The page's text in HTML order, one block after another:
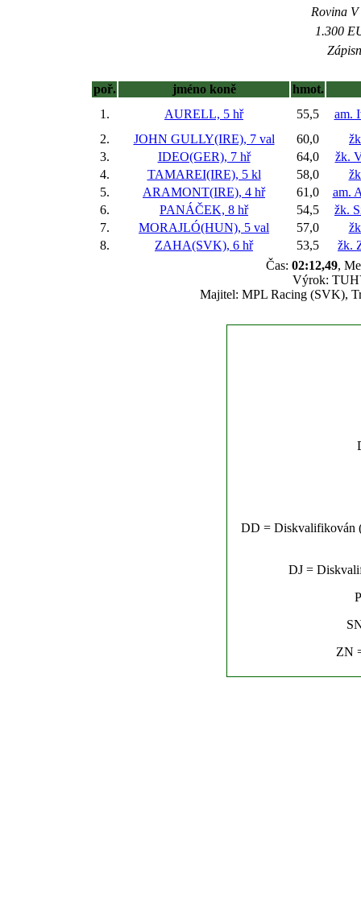
Rovina
1.300
poř. jméno koně
hmot.
1.
AURELL, 5 hř 55,5
am.
2.
JOHN GULLY(IRE), 7 val 60,0
3.
IDEO(GER), 7 hř 64,0
žk.
4.
TAMAREI(IRE), 5 kl 58,0
5.
ARAMONT(IRE), 4 hř 61,0
am.
6.
PANÁČEK, 8 hř 54,5
žk.
7.
MORAJLÓ(HUN), 5 val 57,0
8.
ZAHA(SVK), 6 hř 53,5
žk.
Čas: 02:12,49,
Výrok:
Majitel: MPL Racing (SVK),
DD = Diskvalifikován
DJ =
ZN